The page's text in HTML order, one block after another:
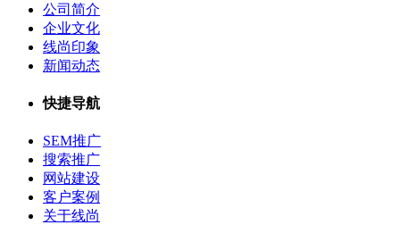
公司简介
企业文化
线尚印象
新闻动态
快捷导航
SEM推广
搜索推广
网站建设
客户案例
关于线尚